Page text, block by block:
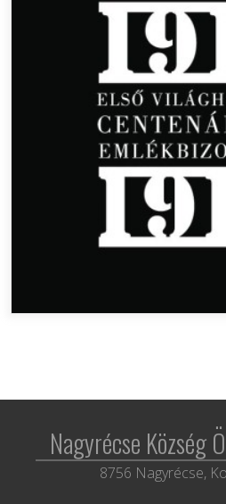
Nagyrécse Község
8756 Nagyrécse,